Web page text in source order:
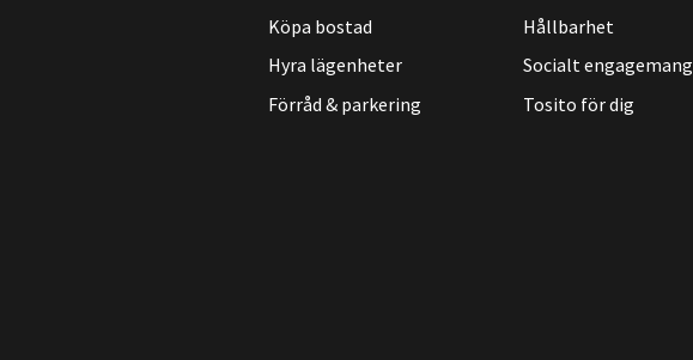
Köpa bostad
Hyra lägenheter
Förråd & parkering
Hållbarhet
Socialt engagemang
Tosito för dig